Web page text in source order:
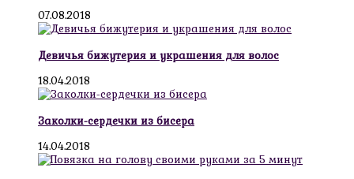
07.08.2018
Девичья бижутерия и украшения для волос
18.04.2018
Заколки-сердечки из бисера
14.04.2018